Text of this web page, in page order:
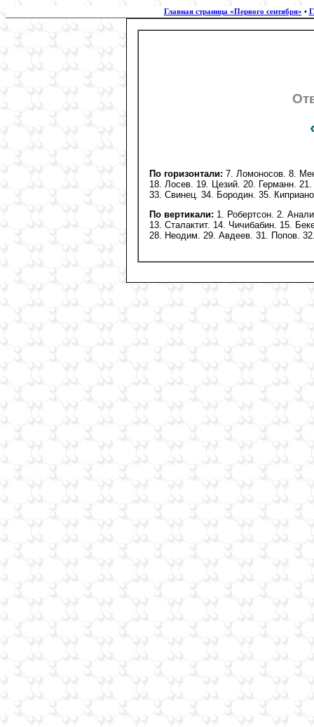
Главная страница «Первого сентября» •
По горизонтали: 7. Ломоносов. 8.
18. Лосев. 19. Цезий. 20. Германн.
33. Свинец. 34. Бородин. 35.
По вертикали: 1. Робертсон. 2.
13. Сталактит. 14. Чичибабин. 15.
28. Неодим. 29. Авдеев. 31. Попов.